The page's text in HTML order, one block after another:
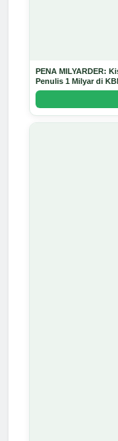
PENA MILYARDER:
Penulis 1 Milyar di